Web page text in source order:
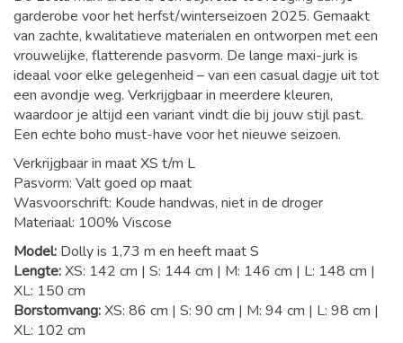
garderobe voor het herfst/winterseizoen 2025. Gemaakt
van zachte, kwalitatieve materialen en ontworpen met een
vrouwelijke, flatterende pasvorm. De lange maxi-jurk is
ideaal voor elke gelegenheid – van een casual dagje uit tot
een avondje weg. Verkrijgbaar in meerdere kleuren,
waardoor je altijd een variant vindt die bij jouw stijl past.
Een echte boho must-have voor het nieuwe seizoen.
Verkrijgbaar in maat XS t/m L
Pasvorm: Valt goed op maat
Wasvoorschrift: Koude handwas, niet in de droger
Materiaal: 100% Viscose
Model: Dolly is 1,73 m en heeft maat S
Lengte:XS: 142 cm | S: 144 cm | M: 146 cm | L: 148 cm |
XL: 150 cm
Borstomvang:XS: 86 cm | S: 90 cm | M: 94 cm | L: 98 cm |
XL: 102 cm